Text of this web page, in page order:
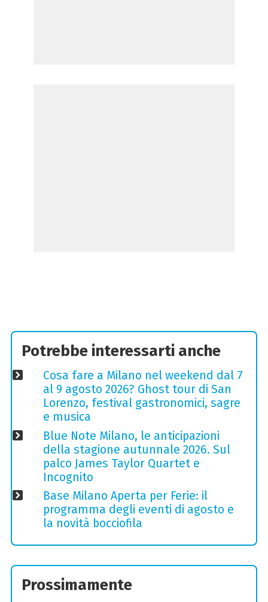
Potrebbe interessarti anche
Cosa fare a Milano nel weekend dal 7
al 9 agosto 2026? Ghost tour di San
Lorenzo, festival gastronomici, sagre
e musica
Blue Note Milano, le anticipazioni
della stagione autunnale 2026. Sul
palco James Taylor Quartet e
Incognito
Base Milano Aperta per Ferie: il
programma degli eventi di agosto e
la novità bocciofila
Prossimamente